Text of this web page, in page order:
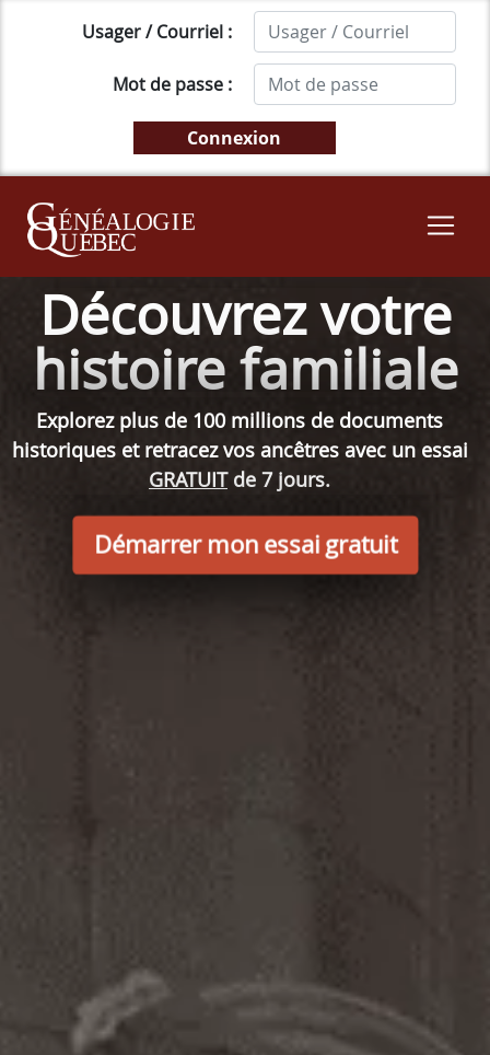
Usager / Courriel :
Mot de passe :
Découvrez votre
histoire familiale
Explorez plus de 100 millions de documents
historiques et retracez vos ancêtres avec un essai
GRATUITde 7 jours.
Démarrer mon essai gratuit